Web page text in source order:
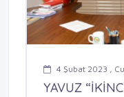
4 Şubat 2023 ,
YAVUZ